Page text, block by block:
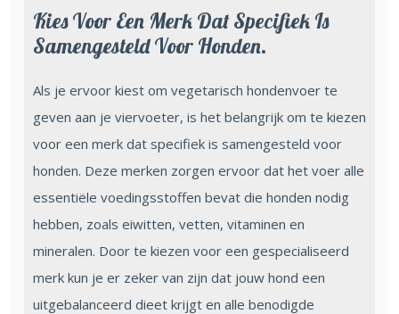
Kies Voor Een Merk Dat Specifiek Is
Samengesteld Voor Honden.
Als je ervoor kiest om vegetarisch hondenvoer te
geven aan je viervoeter, is het belangrijk om te kiezen
voor een merk dat specifiek is samengesteld voor
honden. Deze merken zorgen ervoor dat het voer alle
essentiële voedingsstoffen bevat die honden nodig
hebben, zoals eiwitten, vetten, vitaminen en
mineralen. Door te kiezen voor een gespecialiseerd
merk kun je er zeker van zijn dat jouw hond een
uitgebalanceerd dieet krijgt en alle benodigde